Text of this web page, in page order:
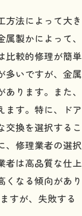
方法によって大き
製かによって、
比較的修理が簡単
多いですが、金属
ります。また、
ます。特に、ドア
交換を選択するこ
、修理業者の選択
者は高品質な仕上
くなる傾向があり
すが、失敗する